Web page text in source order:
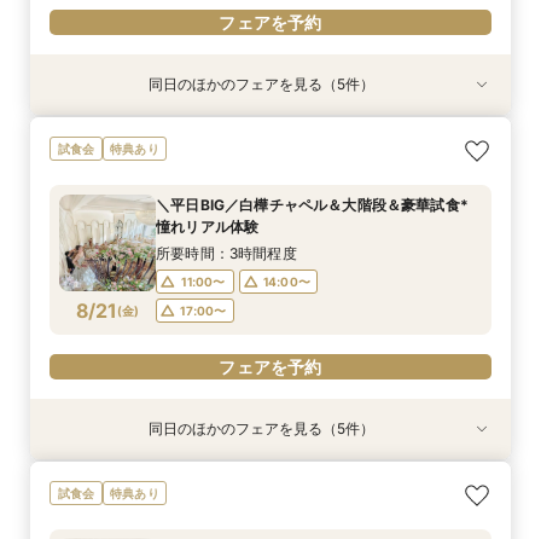
フェアを予約
特典あり
8/20(木)
【貸切で叶うペット婚】全館一緒OK★ペット
ウェディング相談会
11:00〜
17:00〜
フェアを予約
特典あり
8/20(木)
《徹底比較*2件目以降の方へ》見積り相談×憧れ
の邸宅貸切体験
11:00〜
17:00〜
フェアを予約
特典あり
8/20(木)
【少人数W】挙式＆会食プラン♪白樺の森チャペ
ル×厳選牛試食
11:00〜
17:00〜
フェアを予約
特典あり
8/20(木)
＼初見学に◎／心躍る花嫁の第一歩♪見積もり相
談＆豪華試食
11:00〜
17:00〜
フェアを予約
8/20(木)
【オンライン開催】遠方在住でも安心◆バーチャ
ル見学＆相談会
12:00〜
17:00〜
フェアを予約
同日のほかのフェアを見る（5件）
試食会 特典あり
8/21 (金)
＼平日BIG／白樺チャペル＆大階段＆豪華試食*
憧れリアル体験
所要時間：3時間程度
11:00〜
14:00〜
17:00〜
フェアを予約
特典あり
【貸切で叶うペット婚】全館一緒OK★ペット
ウェディング相談会
特典あり
《徹底比較*2件目以降の方へ》見積り相談×憧れ
の邸宅貸切体験
特典あり
【少人数W】挙式＆会食プラン♪白樺の森チャペ
ル×厳選牛試食
特典あり
＼初見学に◎／心躍る花嫁の第一歩♪見積もり相
談＆豪華試食
【オンライン開催】遠方在住でも安心◆バーチャ
ル見学＆相談会
同日のほかのフェアを見る（5件）
試食会 特典あり